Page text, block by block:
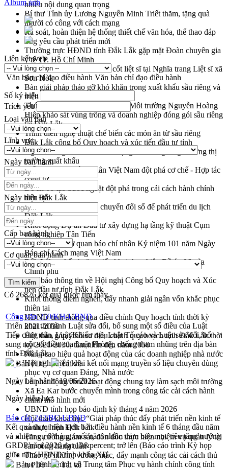
nhiều nội dung quan trọng
Bí thư Tỉnh ủy Lương Nguyễn Minh Triết thăm, tặng quà
người có công với cách mạng
Rà soát, hoàn thiện hệ thống thiết chế văn hóa, thể thao đáp
ứng yêu cầu phát triển mới
Thường trực HĐND tỉnh Đắk Lắk gặp mặt Đoàn chuyên gia
y tế TP. Hồ Chí Minh
Lễ truy điệu và an táng hài cốt liệt sĩ tại Nghĩa trang Liệt sĩ xã
Sơn Hòa
Bàn giải pháp tháo gỡ khó khăn trong xuất khẩu sầu riêng và
triển khai quy định EUDR
Thứ trưởng Bộ Nông nghiệp và Môi trường Nguyễn Hoàng
Hiệp khảo sát vùng trồng và doanh nghiệp đóng gói sầu riêng
tại Đắk Lắk
Trình diễn nghệ thuật chế biến các món ăn từ sầu riêng
Đắk Lắk công bố Quy hoạch và xúc tiến đầu tư tỉnh
Ngành cá ngừ Đắk Lắk chủ động thích ứng để giữ vững thị
trường xuất khẩu
Diễn đàn Kinh tế tư nhân Việt Nam đột phá cơ chế - Hợp tác
công tư
Đề án 06 tạo bước ngoặt đột phá trong cải cách hành chính
tỉnh Đắk Lắk
Kết nối tour, đẩy mạnh chuyển đổi số để phát triển du lịch
Đắk Lắk
Khởi động Dự án Đầu tư xây dựng hạ tầng kỹ thuật Cụm
công nghiệp Tân Tiến
Gặp mặt các cơ quan báo chí nhân Kỷ niệm 101 năm Ngày
Báo chí Cách mạng Việt Nam
Đắk Lắk sơ kết 4 năm triển khai thực hiện Đề án 06 của
Chính phủ
Họp báo thông tin về Hội nghị Công bố Quy hoạch và Xúc
tiến đầu tư tỉnh Đắk Lắk
Khơi thông điểm nghẽn, đẩy nhanh giải ngân vốn khắc phục
thiên tai
HĐND tỉnh thông qua điều chỉnh Quy hoạch tỉnh thời kỳ
2021-2030
Hội thảo góp ý hồ sơ điều chỉnh quy hoạch tỉnh Đắk Lắk thời
kỳ 2021-2030, tầm nhìn đến năm 2050
Nâng cao hiệu quả hoạt động của các doanh nghiệp nhà nước
Hội nghị triển khai kết nối mạng truyền số liệu chuyên dùng
phục vụ cơ quan Đảng, Nhà nước
Lễ phát động chuỗi hoạt động chung tay làm sạch môi trường
Xã Ea Kar bước chuyển mình trong công tác cải cách hành
chính mô hình mới
UBND tỉnh họp báo định kỳ tháng 4 năm 2026
Hội thảo khoa học “Giải pháp thúc đẩy phát triển nền kinh tế
xanh tại tỉnh Đắk Lắk”
Tăng cường giám sát, đôn đốc thực hiện nhiệm vụ quản lý tài
sản công hàng tuần
Tháo gỡ những vướng mắc, đẩy mạnh công tác cải cách thủ
tục hành chính tại Trung tâm Phục vụ hành chính công tỉnh
Album ảnh
Liên kết web
Văn bản chỉ đạo điều hành Văn bản chỉ đạo điều hành
Số ký hiệu
Trích yếu
Loại văn bản
Lĩnh vực
Ngày ban hành
Ngày hiệu lực
Cấp ban hành
Cơ quan ban hành
Có 26826kết quả được tìm thấy
Công văn 259/KH-UBND
Triển khai thi hành Luật sửa đổi, bổ sung một số điều của Luật
Tiếp công dân, Luật Khiếu nại, Luật Tố cáo và Luật sửa đổi, bổ
sung một số điều của Luật Phòng, chống tham nhũng trên địa bàn
tỉnh Đắk Lắk
Bản PDF
Tải về
Ngày ban hành:19/06/2026
Ngày hiệu lực:
Báo cáo 242/BC-UBND
Kết quả thực hiện kịch bản điều hành nền kinh tế 6 tháng đầu năm
và nhiệm vụ 6 tháng cuối năm nhằm đảm bảo mục tiêu tăng trưởng
GRDP năm 2026 đạt 10&percent; trở lên (Báo cáo trình Kỳ họp
giữa năm HĐND tỉnh khóa XI)
Bản PDF
Tải về